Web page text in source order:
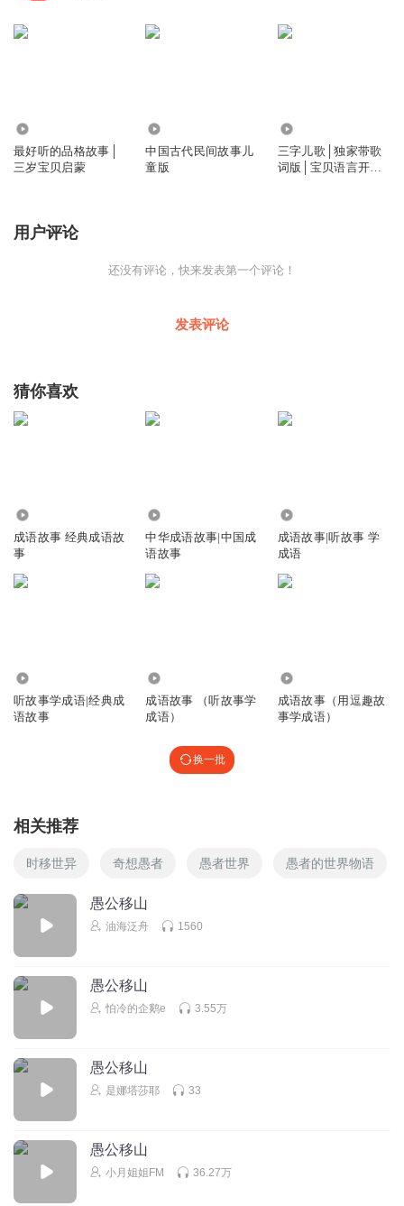
最好听的品格故事│
三岁宝贝启蒙
中国古代民间故事儿
童版
三字儿歌│独家带歌
词版│宝贝语言开发
用户评论
还没有评论，快来发表第一个评论！
发表评论
猜你喜欢
成语故事 经典成语故
事
中华成语故事|中国成
语故事
成语故事|听故事 学
成语
听故事学成语|经典成
语故事
成语故事 （听故事学
成语）
成语故事（用逗趣故
事学成语）
换一批
相关推荐
时移世异 奇想愚者 愚者世界 愚者的世界物语
愚公移山
油海泛舟 1560
愚公移山
怕冷的企鹅e 3.55万
愚公移山
是娜塔莎耶 33
愚公移山
小月姐姐FM 36.27万